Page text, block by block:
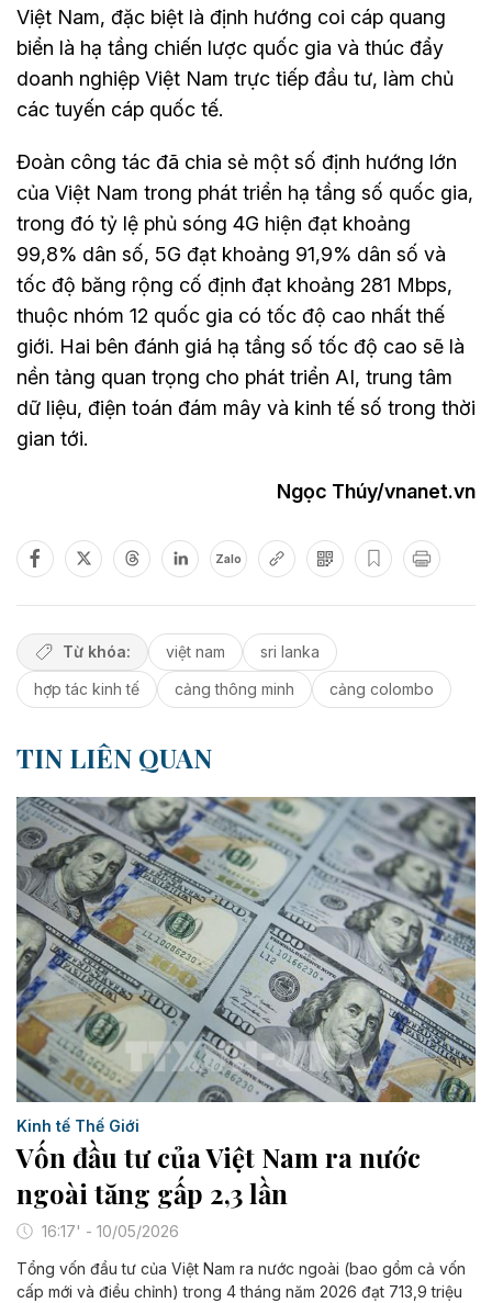
Việt Nam, đặc biệt là định hướng coi cáp quang
biển là hạ tầng chiến lược quốc gia và thúc đẩy
doanh nghiệp Việt Nam trực tiếp đầu tư, làm chủ
các tuyến cáp quốc tế.
Đoàn công tác đã chia sẻ một số định hướng lớn
của Việt Nam trong phát triển hạ tầng số quốc gia,
trong đó tỷ lệ phủ sóng 4G hiện đạt khoảng
99,8% dân số, 5G đạt khoảng 91,9% dân số và
tốc độ băng rộng cố định đạt khoảng 281 Mbps,
thuộc nhóm 12 quốc gia có tốc độ cao nhất thế
giới. Hai bên đánh giá hạ tầng số tốc độ cao sẽ là
nền tảng quan trọng cho phát triển AI, trung tâm
dữ liệu, điện toán đám mây và kinh tế số trong thời
gian tới.
Ngọc Thúy/vnanet.vn
Zalo
Từ khóa: việt nam
sri lanka
hợp tác kinh tế
cảng thông minh cảng colombo
TIN LIÊN QUAN
Kinh tế Thế Giới
Vốn đầu tư của Việt Nam ra nước
ngoài tăng gấp 2,3 lần
16:17' - 10/05/2026
Tổng vốn đầu tư của Việt Nam ra nước ngoài (bao gồm cả vốn
cấp mới và điều chỉnh) trong 4 tháng năm 2026 đạt 713,9 triệu